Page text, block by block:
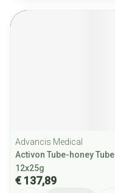
Advancis Medical
Activon Tube-honey Tube
12x25g
€ 137,89